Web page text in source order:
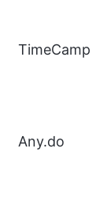
TimeCamp
Any.do